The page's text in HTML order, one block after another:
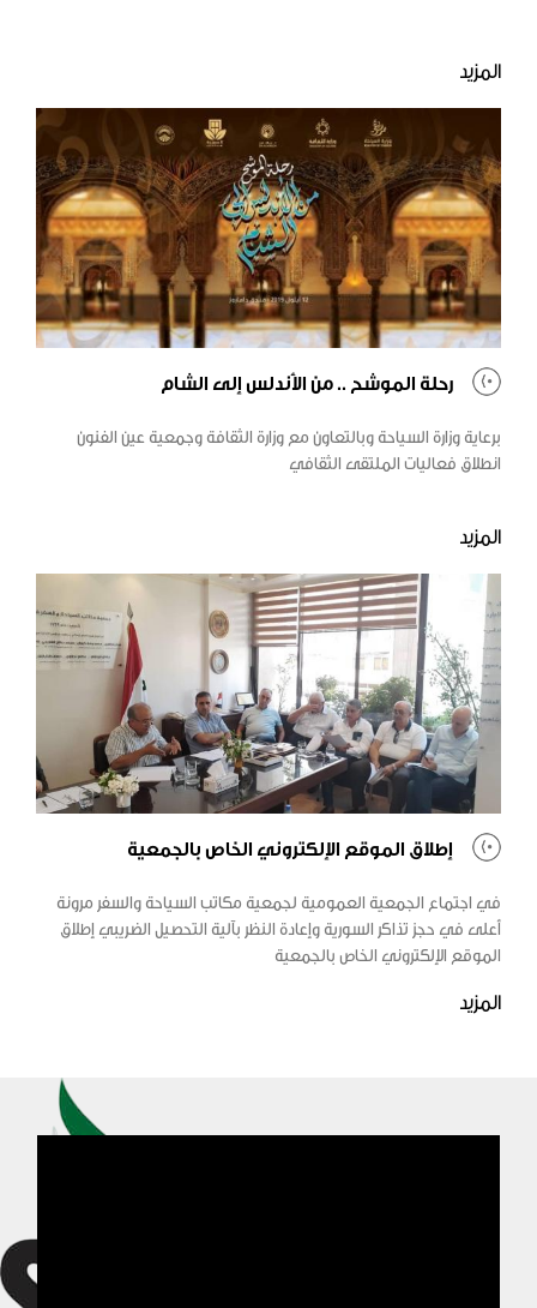
المزيد
رحلة الموشح .. من الأندلس إلى الشام
برعاية وزارة السياحة وبالتعاون مع وزارة الثقافة وجمعية عين الفنون
انطلاق فعاليات الملتقى الثقافي
المزيد
إطلاق الموقع الإلكتروني الخاص بالجمعية
في اجتماع الجمعية العمومية لجمعية مكاتب السياحة والسفر مرونة
أعلى في حجز تذاكر السورية وإعادة النظر بآلية التحصيل الضريبي إطلاق
الموقع الإلكتروني الخاص بالجمعية
المزيد